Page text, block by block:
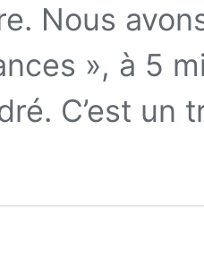
Nous
», à 5
C’est